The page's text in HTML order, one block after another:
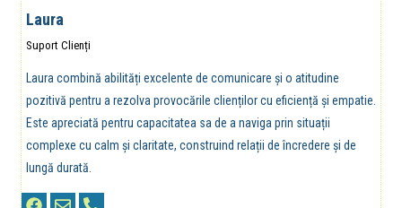
Laura
Suport Clienți
Laura combină abilități excelente de comunicare și o atitudine
pozitivă pentru a rezolva provocările clienților cu eficiență și empatie.
Este apreciată pentru capacitatea sa de a naviga prin situații
complexe cu calm și claritate, construind relații de încredere și de
lungă durată.